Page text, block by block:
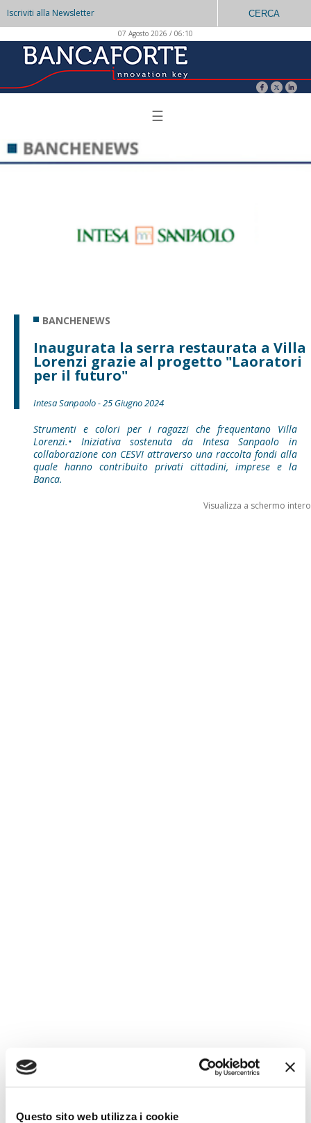
Questo sito web utilizza i cookie
Iscriviti alla Newsletter CERCA
07 Agosto 2026 / 06:10
☰
BANCHENEWS
Inaugurata la serra restaurata a Villa
Lorenzi grazie al progetto "Laoratori
per il futuro"
Intesa Sanpaolo - 25 Giugno 2024
Strumenti e colori per i ragazzi che frequentano Villa
Lorenzi.• Iniziativa sostenuta da Intesa Sanpaolo in
collaborazione con CESVI attraverso una raccolta fondi alla
quale hanno contribuito privati cittadini, imprese e la
Banca.
Visualizza a schermo intero